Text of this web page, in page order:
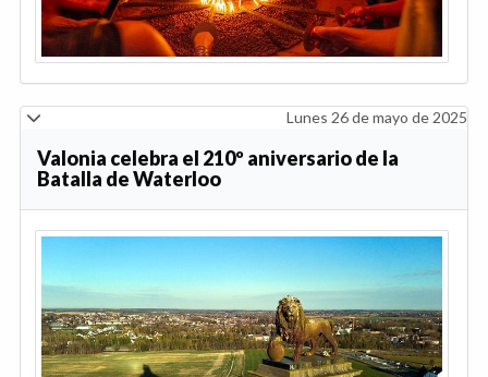
Lunes 26 de mayo de 2025
Valonia celebra el 210º aniversario de la
Batalla de Waterloo